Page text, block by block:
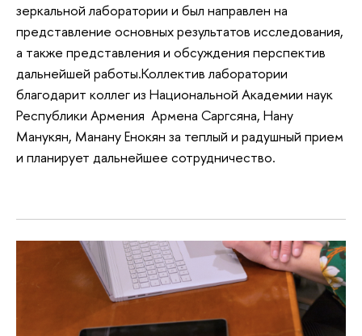
зеркальной лаборатории и был направлен на
представление основных результатов исследования,
а также представления и обсуждения перспектив
дальнейшей работы.Коллектив лаборатории
благодарит коллег из Национальной Академии наук
Республики Армения Армена Саргсяна, Нану
Манукян, Манану Енокян за теплый и радушный прием
и планирует дальнейшее сотрудничество.